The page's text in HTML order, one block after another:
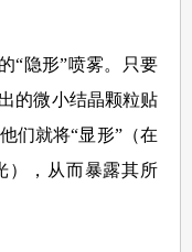
隐形”喷雾。只要
的微小结晶颗粒贴
们就将“显形”（在
），从而暴露其所